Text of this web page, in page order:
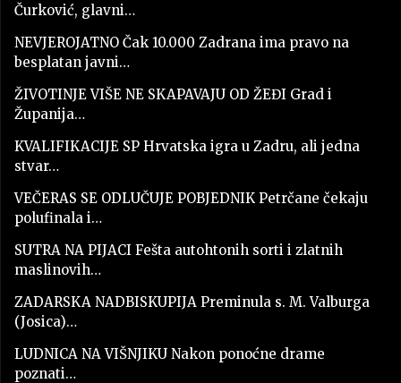
Čurković, glavni…
NEVJEROJATNO Čak 10.000 Zadrana ima pravo na
besplatan javni…
ŽIVOTINJE VIŠE NE SKAPAVAJU OD ŽEĐI Grad i
Županija…
KVALIFIKACIJE SP Hrvatska igra u Zadru, ali jedna
stvar…
VEČERAS SE ODLUČUJE POBJEDNIK Petrčane čekaju
polufinala i…
SUTRA NA PIJACI Fešta autohtonih sorti i zlatnih
maslinovih…
ZADARSKA NADBISKUPIJA Preminula s. M. Valburga
(Josica)…
LUDNICA NA VIŠNJIKU Nakon ponoćne drame
poznati…